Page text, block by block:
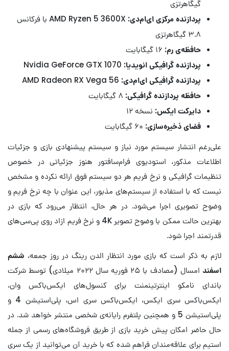
گیگاهرتزی
پردازنده مرکزی ای‌ام‌دی:
AMD Ryzen 5 3600X با فرکانس
۳.۸ گیگاهرتزی
حافظه‌ی رم:
پردازنده گرافیکی انویدیا:
پردازنده گرافیکی ای‌ام‌دی:
حافظه پردازنده گرافیکی:
دایرکت ایکس: نسخه ۱۲
فضای ذخیره‌سازی:
علی‌رغم انتشار سیستم مورد نیاز و سیستم پیشنهادی بازی و جزئیات
اطلاعات مذکور، استودیوی فرام‌سافتور هنوز جزئیاتی در خصوص
تنظیمات گرافیکی و نرخ فریم هر دو سیستم فوق ارائه نکرده‌ و مشخص
نیست که با استفاده از سیستم‌های مذبور، این عنوان با چه نرخ فریم و
وضوح تصویری اجرا می‌شود. در هر حال، انتظار می‌رود که بازی در
بهترین حالت ممکن با وضوح تصویر 4K و نرخ فریم ازاد روی پی‌سی‌های
قدرتمند اجرا شود.
لازم به ذکر است که بازی مورد انتظار الدن رینگ در روز جمعه، ششم
اسفند
امسال (مصادف با ۲۵ فوریه سال ۲۰۲۲ میلادی) توسط شرکت
باندای نامکو اینترتینمنت برای کنسول‌های ایکس‌باکس وان،
ایکس‌باکس سری ایکس، ایکس‌باکس سری اس، پلی‌استیشن 4 و
پلی‌استیشن 5 و همچنین پلتفرم رایانه‌ی شخصی منتشر خواهد شد. در
حال حاضر امکان پیش خرید بازی از طریق فروشگاه‌های رسمی از جمله
استیم برای علاقه‌مندان فراهم شده که با خرید آن می‌توانید از یک سری